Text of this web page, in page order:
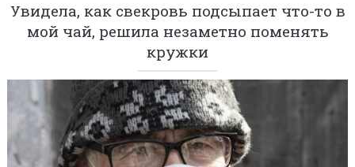
Увидела, как свекровь подсыпает что-то в
мой чай, решила незаметно поменять
кружки